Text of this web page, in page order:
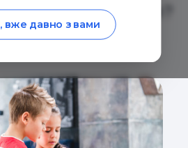
детей в школе?
0
вже давно з вами